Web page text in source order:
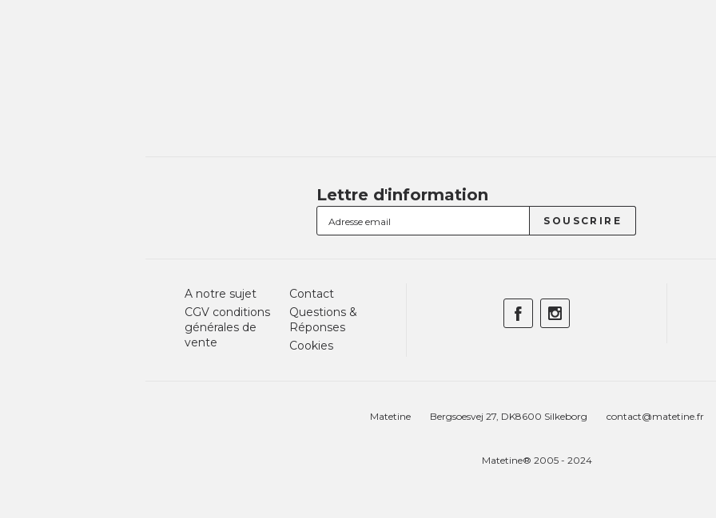
Lettre d'information
A notre sujet
CGV conditions
générales de
vente
Contact
Questions &
Réponses
Cookies
Matetine Bergsoesvej 27, DK8600 Silkeborg contact@matetine.fr
Matetine® 2005 - 2024